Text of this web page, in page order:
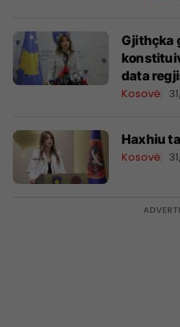
Gjithçka
data
Kosovë
Haxhiu
Kosovë